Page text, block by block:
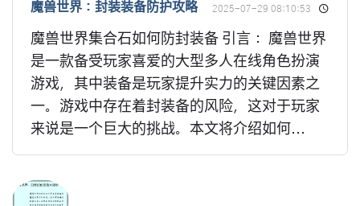
魔兽世界：封装装备防护攻略 2025-07-29 08:10:53
魔兽世界集合石如何防封装备 引言： 魔兽世界
是一款备受玩家喜爱的大型多人在线角色扮演
游戏，其中装备是玩家提升实力的关键因素之
一。游戏中存在着封装备的风险，这对于玩家
来说是一个巨大的挑战。本文将介绍如何...